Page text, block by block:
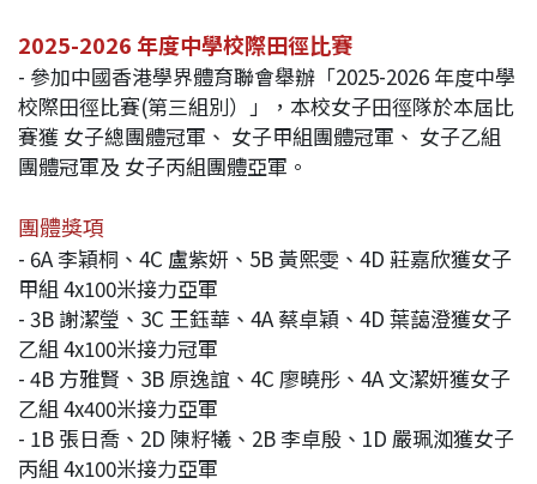
2025-2026 年度中學校際田徑比賽
- 參加中國香港學界體育聯會舉辦「2025-2026 年度中學
校際田徑比賽(第三組別）」，本校女子田徑隊於本屆比
賽獲 女子總團體冠軍、 女子甲組團體冠軍、 女子乙組
團體冠軍及 女子丙組團體亞軍。
團體獎項
- 6A 李穎桐、4C 盧紫妍、5B 黃熙雯、4D 莊嘉欣獲女子
甲組 4x100米接力亞軍
- 3B 謝潔瑩、3C 王鈺華、4A 蔡卓穎、4D 葉藹澄獲女子
乙組 4x100米接力冠軍
- 4B 方雅賢、3B 原逸誼、4C 廖曉彤、4A 文潔妍獲女子
乙組 4x400米接力亞軍
- 1B 張日喬、2D 陳籽犧、2B 李卓殷、1D 嚴珮洳獲女子
丙組 4x100米接力亞軍